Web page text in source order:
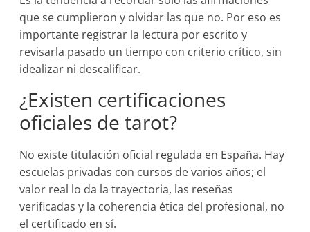
que se cumplieron y olvidar las que no. Por eso es
importante registrar la lectura por escrito y
revisarla pasado un tiempo con criterio crítico, sin
idealizar ni descalificar.
¿Existen certificaciones
oficiales de tarot?
No existe titulación oficial regulada en España. Hay
escuelas privadas con cursos de varios años; el
valor real lo da la trayectoria, las reseñas
verificadas y la coherencia ética del profesional, no
el certificado en sí.